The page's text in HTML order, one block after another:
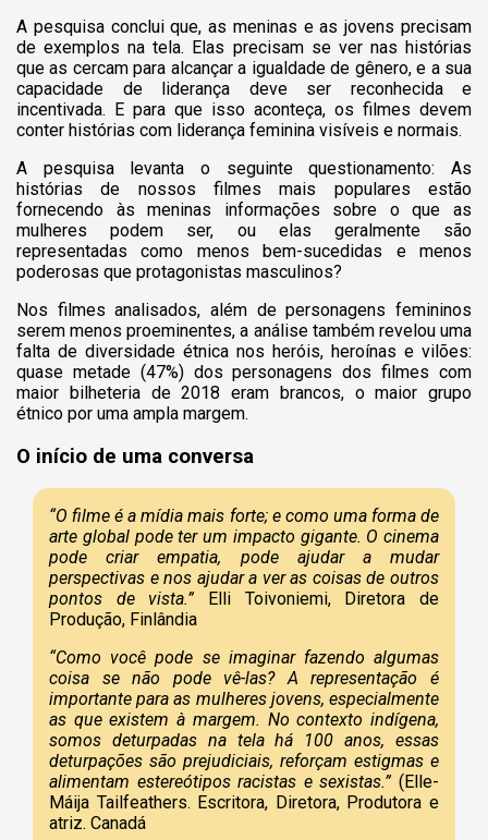
A pesquisa conclui que, as meninas e as jovens precisam
de exemplos na tela. Elas precisam se ver nas histórias
que as cercam para alcançar a igualdade de gênero, e a sua
capacidade de liderança deve ser reconhecida e
incentivada. E para que isso aconteça, os filmes devem
conter histórias com liderança feminina visíveis e normais.
A pesquisa levanta o seguinte questionamento: As
histórias de nossos filmes mais populares estão
fornecendo às meninas informações sobre o que as
mulheres podem ser, ou elas geralmente são
representadas como menos bem-sucedidas e menos
poderosas que protagonistas masculinos?
Nos filmes analisados, além de personagens femininos
serem menos proeminentes, a análise também revelou uma
falta de diversidade étnica nos heróis, heroínas e vilões:
quase metade (47%) dos personagens dos filmes com
maior bilheteria de 2018 eram brancos, o maior grupo
étnico por uma ampla margem.
O início de uma conversa
“O filme é a mídia mais forte; e como uma forma de
arte global pode ter um impacto gigante. O cinema
pode criar empatia, pode ajudar a mudar
perspectivas e nos ajudar a ver as coisas de outros
pontos de vista.”Elli Toivoniemi, Diretora de
Produção, Finlândia
“Como você pode se imaginar fazendo algumas
coisa se não pode vê-las? A representação é
importante para as mulheres jovens, especialmente
as que existem à margem. No contexto indígena,
somos deturpadas na tela há 100 anos, essas
deturpações são prejudiciais, reforçam estigmas e
alimentam estereótipos racistas e sexistas.”(Elle-
Máija Tailfeathers. Escritora, Diretora, Produtora e
atriz. Canadá